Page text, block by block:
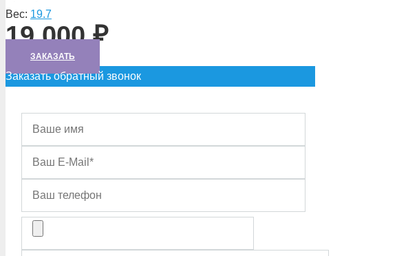
Вес: 19.7
19 000₽
ЗАКАЗАТЬ
Заказать обратный звонок